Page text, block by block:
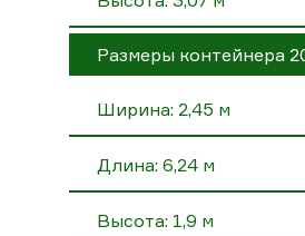
Размеры контейнера
Ширина: 2,45 м
Длина: 6,24 м
Высота: 1,9 м